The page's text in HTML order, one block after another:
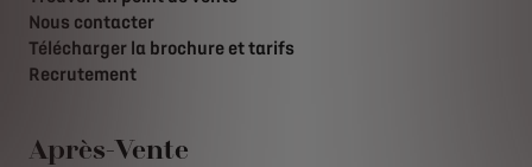
Nous contacter
Télécharger la brochure et tarifs
Recrutement
Après-Vente